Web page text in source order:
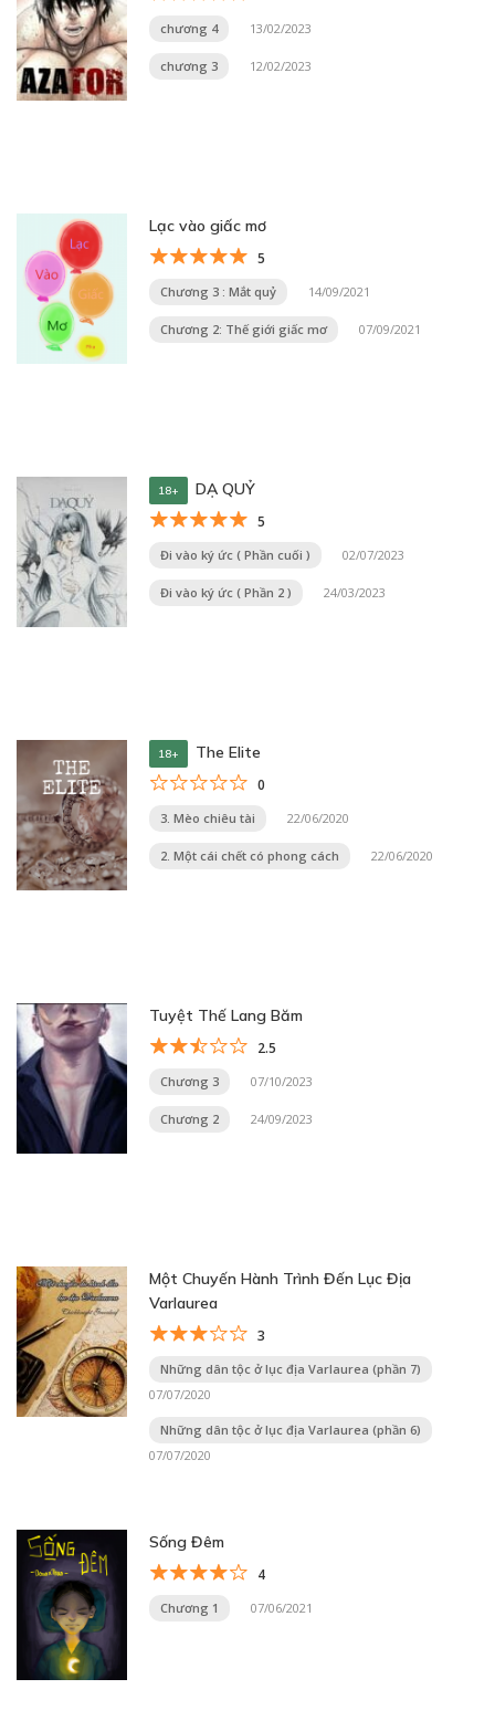
chương 4 13/02/2023
chương 3 12/02/2023
Lạc vào giấc mơ
5
Chương 3 : Mắt quỷ 14/09/2021
Chương 2: Thế giới giấc mơ 07/09/2021
18+ DẠ QUỶ
5
Đi vào ký ức ( Phần cuối ) 02/07/2023
Đi vào ký ức ( Phần 2 ) 24/03/2023
18+ The Elite
0
3. Mèo chiêu tài 22/06/2020
2. Một cái chết có phong cách 22/06/2020
Tuyệt Thế Lang Băm
2.5
Chương 3 07/10/2023
Chương 2 24/09/2023
Một Chuyến Hành Trình Đến Lục Địa
Varlaurea
3
Những dân tộc ở lục địa Varlaurea (phần 7)
07/07/2020
Những dân tộc ở lục địa Varlaurea (phần 6)
07/07/2020
Sống Đêm
4
Chương 1 07/06/2021